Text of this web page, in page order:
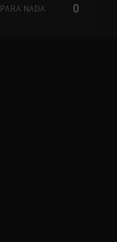
PARA NADA 0